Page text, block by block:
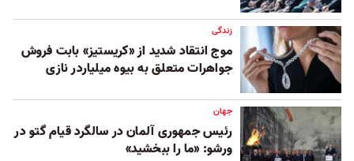
زندگی
موج انتقاد شدید از «کریستیز» بابت فروش
جواهرات متعلق به بیوه میلیاردر نازی
جهان
رئیس جمهوری آلمان در سالگرد قیام گتو در
ورشو: «ما را ببخشید»